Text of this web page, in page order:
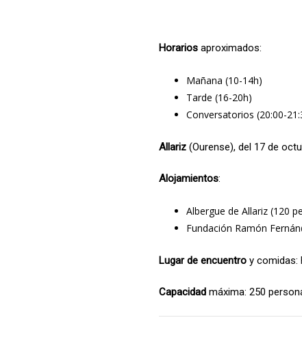
Horariosaproximados:
Mañana (10-14h)
Tarde (16-20h)
Conversatorios (20:00-
Allariz(Ourense), del 17 de
Alojamientos:
Albergue de Allariz (120
Fundación Ramón
Lugar de encuentroy comidas:
Capacidadmáxima: 250